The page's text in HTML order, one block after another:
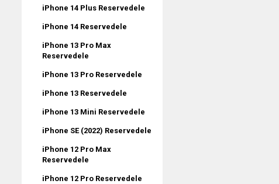
iPhone 14 Plus Reservedele
iPhone 14 Reservedele
iPhone 13 Pro Max
Reservedele
iPhone 13 Pro Reservedele
iPhone 13 Reservedele
iPhone 13 Mini Reservedele
iPhone SE (2022) Reservedele
iPhone 12 Pro Max
Reservedele
iPhone 12 Pro Reservedele